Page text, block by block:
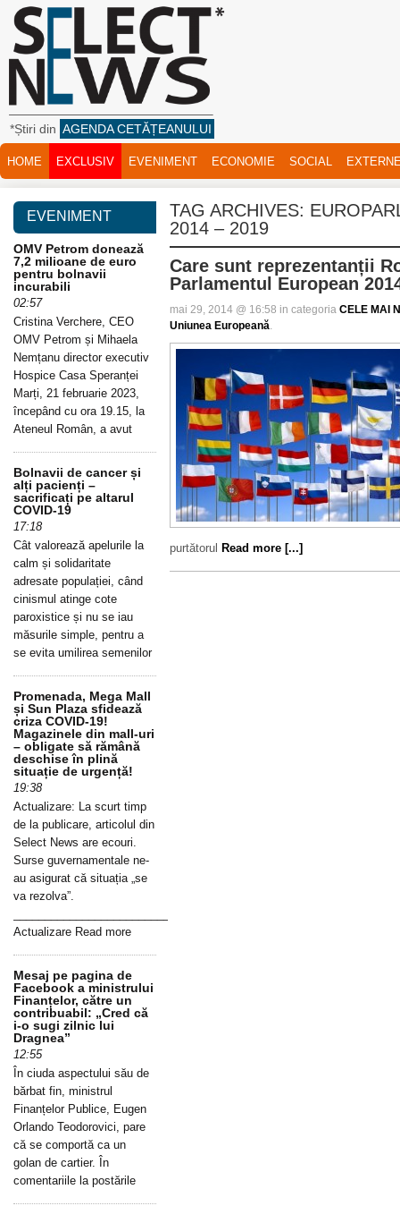
*Știri din AGENDA CETĂȚEANULUI
HOME EXCLUSIV EVENIMENT ECONOMIE SOCIAL
TAG ARCHIVES:
2014 – 2019
Care sunt reprezentanții
Parlamentul European
mai 29, 2014 @ 16:58 in categoria CELE MAI
Uniunea Europeană.
purtătorul Read more [...]
EVENIMENT
OMV Petrom donează
7,2 milioane de euro
pentru bolnavii
incurabili
02:57
Cristina Verchere, CEO
OMV Petrom și Mihaela
Nemțanu director executiv
Hospice Casa Speranței
Marți, 21 februarie 2023,
începând cu ora 19.15, la
Ateneul Român, a avut
Bolnavii de cancer și
alți pacienți –
sacrificați pe altarul
COVID-19
17:18
Cât valorează apelurile la
calm și solidaritate
adresate populației, când
cinismul atinge cote
paroxistice și nu se iau
măsurile simple, pentru a
se evita umilirea semenilor
Promenada, Mega Mall
și Sun Plaza sfidează
criza COVID-19!
Magazinele din mall-uri
– obligate să rămână
deschise în plină
situație de urgență!
19:38
Actualizare: La scurt timp
de la publicare, articolul din
Select News are ecouri.
Surse guvernamentale ne-
au asigurat că situația „se
va rezolva”.
Actualizare Read more
Mesaj pe pagina de
Facebook a ministrului
Finanțelor, către un
contribuabil: „Cred că
i-o sugi zilnic lui
Dragnea”
12:55
În ciuda aspectului său de
bărbat fin, ministrul
Finanțelor Publice, Eugen
Orlando Teodorovici, pare
că se comportă ca un
golan de cartier. În
comentariile la postările